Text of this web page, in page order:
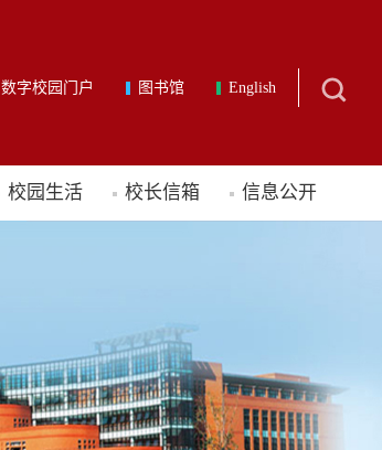
数字校园门户 图书馆 English
校园生活 校长信箱 信息公开